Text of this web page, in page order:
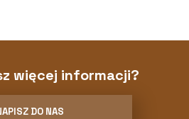
więcej informacji?
DO NAS